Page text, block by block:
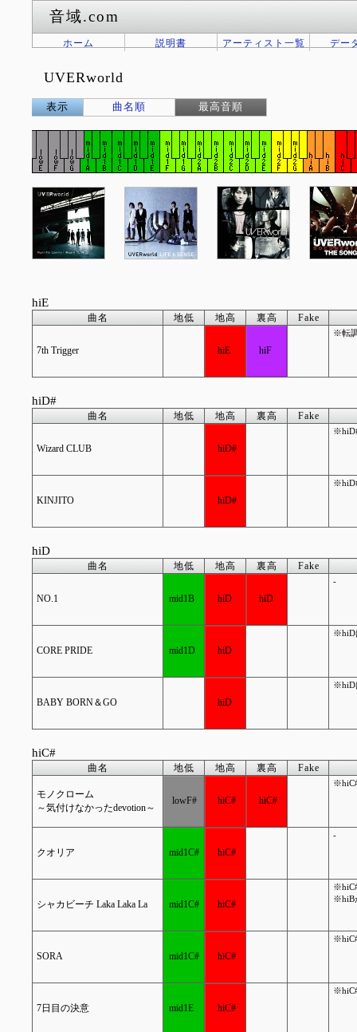
音域.com
ホーム 説明書 アーティスト一覧 デー
UVERworld
表示 曲名順 最高音順
hiE
曲名 地低 地高 裏高 Fake
7th Trigger hiE hiF
※転
hiD#
曲名 地低 地高 裏高 Fake
Wizard CLUB hiD#
KINJITO hiD#
hiD
曲名 地低 地高 裏高 Fake
NO.1 mid1B hiD hiD
-
CORE PRIDE mid1D hiD
※hiD
BABY BORN＆GO hiD
※hiD
hiC#
曲名 地低 地高 裏高 Fake
モノクローム
～気付けなかったdevotion～
lowF# hiC# hiC#
クオリア mid1C# hiC#
-
シャカビーチ Laka Laka La mid1C# hiC#
※hiB
SORA mid1C# hiC#
7日目の決意 mid1E hiC#